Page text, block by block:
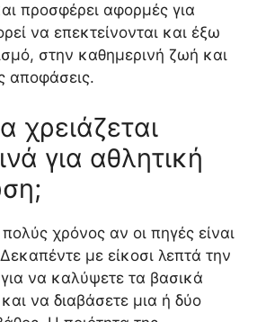
προσφέρει αφορμές για
να επεκτείνονται και έξω
στην καθημερινή ζωή και
αποφάσεις.
χρειάζεται
για αθλητική
πολύς χρόνος αν οι πηγές είναι
με είκοσι λεπτά την
να καλύψετε τα βασικά
να διαβάσετε μια ή δύο